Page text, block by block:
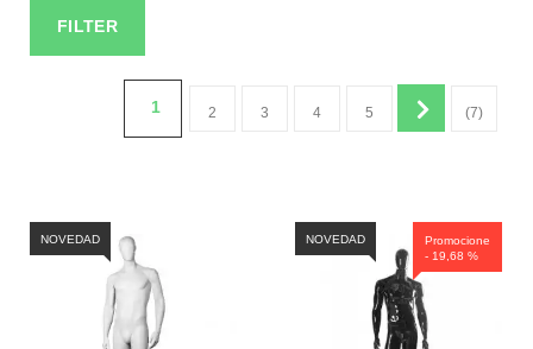
FILTER
1 2 3 4 5 (7)
NOVEDAD
Promocione
- 19,68 %
NOVEDAD